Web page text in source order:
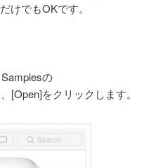
けでもOKです。
の
[Open]をクリックします。